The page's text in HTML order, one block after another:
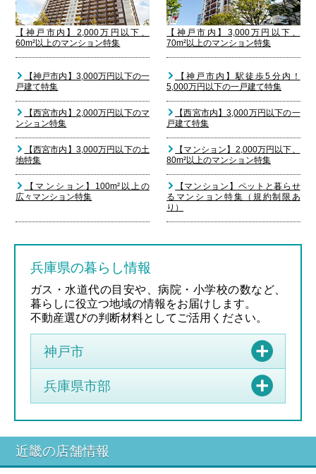
【神戸市内】2,000万円以下、
60m²以上のマンション特集
【神戸市内】3,000万円以下、
70m²以上のマンション特集
【神戸市内】3,000万円以下の一
戸建て特集
【神戸市内】駅徒歩5分内！
5,000万円以下の一戸建て特集
【西宮市内】2,000万円以下のマ
ンション特集
【西宮市内】3,000万円以下の一
戸建て特集
【西宮市内】3,000万円以下の土
地特集
【マンション】2,000万円以下、
80m²以上のマンション特集
【マンション】100m²以上の
広々マンション特集
【マンション】ペットと暮らせ
るマンション特集（規約制限あ
り）
兵庫県の暮らし情報
ガス・水道代の目安や、病院・小学校の数など、
暮らしに役立つ地域の情報をお届けします。
不動産選びの判断材料としてご活用ください。
神戸市
兵庫県市部
近畿の店舗情報